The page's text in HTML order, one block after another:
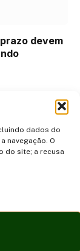
dados do
navegação. O
do site; a recusa
devem